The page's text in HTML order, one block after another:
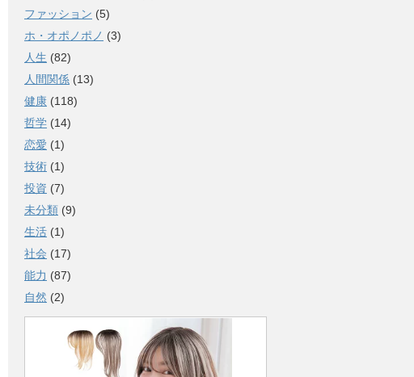
ファッション (5)
ホ・オポノポノ (3)
人生 (82)
人間関係 (13)
健康 (118)
哲学 (14)
恋愛 (1)
技術 (1)
投資 (7)
未分類 (9)
生活 (1)
社会 (17)
能力 (87)
自然 (2)